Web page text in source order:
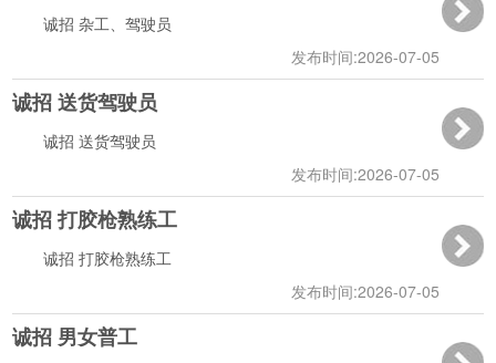
发布时间:2026-07-05
诚招 杂工、驾驶员
诚招 送货驾驶员
发布时间:2026-07-05
诚招 送货驾驶员
诚招 打胶枪熟练工
发布时间:2026-07-05
诚招 打胶枪熟练工
诚招 男女普工